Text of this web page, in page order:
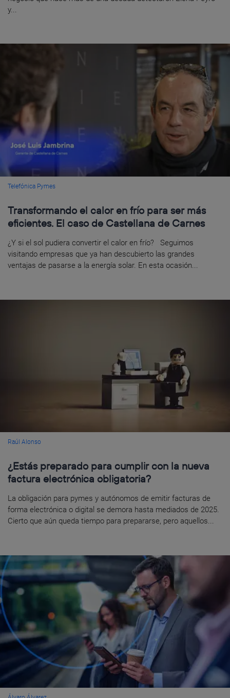
y...
Telefónica Pymes
Transformando el calor en frío para ser más
eficientes. El caso de Castellana de Carnes
¿Y si el sol pudiera convertir el calor en frío? Seguimos
visitando empresas que ya han descubierto las grandes
ventajas de pasarse a la energía solar. En esta ocasión...
Raúl Alonso
¿Estás preparado para cumplir con la nueva
factura electrónica obligatoria?
La obligación para pymes y autónomos de emitir facturas de
forma electrónica o digital se demora hasta mediados de 2025.
Cierto que aún queda tiempo para prepararse, pero aquellos...